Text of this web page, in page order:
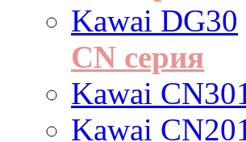
Kawai DG30
CN серия
Kawai
Kawai